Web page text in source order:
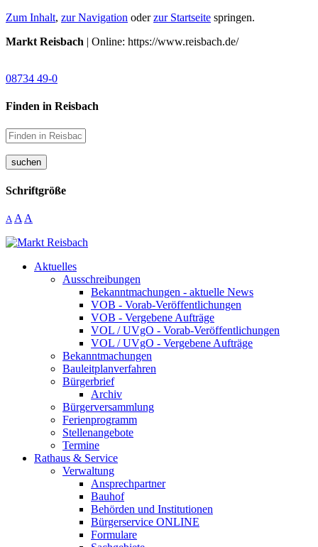
Zum Inhalt, zur Navigation oderzur Startseite springen.
Markt Reisbach | Online: https://www.reisbach.de/
08734 49-0
Finden in Reisbach
suchen
Schriftgröße
A A A
Aktuelles
Ausschreibungen
Bekanntmachungen - aktuelle News
VOB - Vorab-Veröffentlichungen
VOB - Vergebene Aufträge
VOL / UVgO - Vorab-Veröffentlichungen
VOL / UVgO - Vergebene Aufträge
Bekanntmachungen
Bauleitplanverfahren
Bürgerbrief
Archiv
Bürgerversammlung
Ferienprogramm
Stellenangebote
Termine
Rathaus & Service
Verwaltung
Ansprechpartner
Bauhof
Behörden und Institutionen
Bürgerservice ONLINE
Formulare